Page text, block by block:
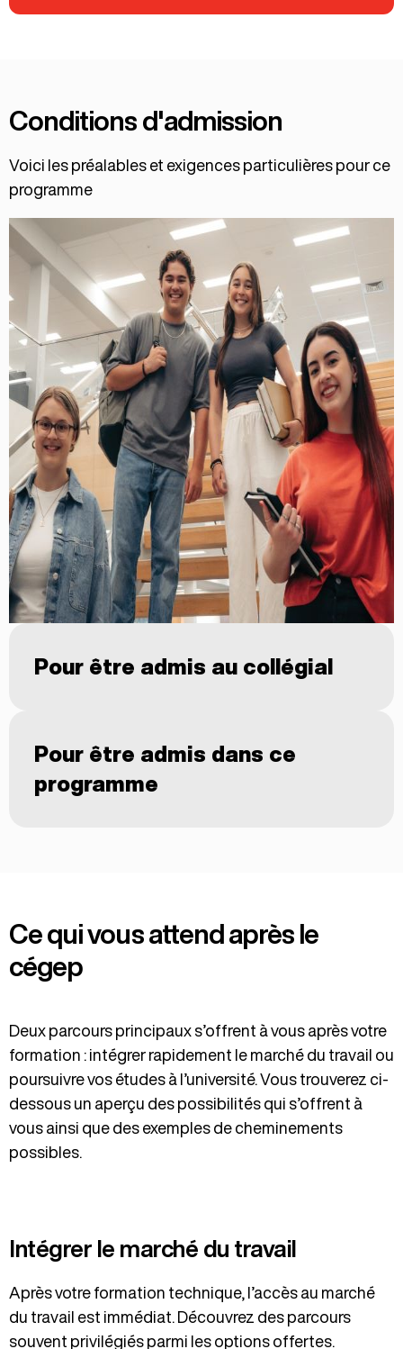
Conditions d'admission
Voici les préalables et exigences particulières pour ce
programme
Pour être admis au collégial
Détenir un diplôme d’études secondaires (DES)
Détenir un diplôme d’études professionnelles
(DEP)
au moins 24 mois (de façon cumulative).
Autres exigences obligatoires
réussi les matières suivantes :
Langue d’enseignement de la 5
secondaire
Langue seconde de la 5 secondaire
Mathématiques de la 4
e secondaire
Pour être admis dans ce
programme
ou Science de l’environnement 4e
Ce qui vous attend après le
cégep
Deux parcours principaux s’offrent à vous après votre
formation : intégrer rapidement le marché du travail ou
poursuivre vos études à l’université. Vous trouverez ci-
dessous un aperçu des possibilités qui s’offrent à
vous ainsi que des exemples de cheminements
possibles.
Intégrer le marché du travail
Après votre formation technique, l’accès au marché
du travail est immédiat. Découvrez des parcours
souvent privilégiés parmi les options offertes.